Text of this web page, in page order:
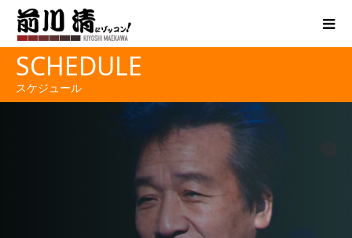
SCHEDULE
スケジュール